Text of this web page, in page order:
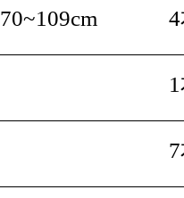
70~109cm